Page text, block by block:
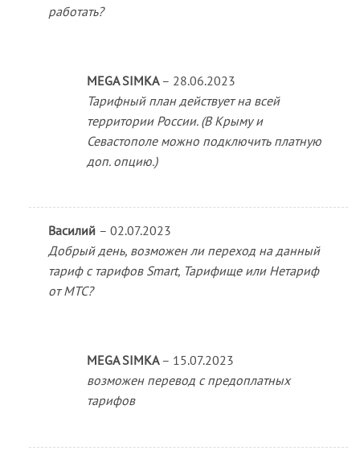
работать?
MEGA SIMKA – 28.06.2023
Тарифный план действует на всей
территории России. (В Крыму и
Севастополе можно подключить платную
доп. опцию.)
Василий – 02.07.2023
Добрый день, возможен ли переход на данный
тариф с тарифов Smart, Тарифище или Нетариф
от МТС?
MEGA SIMKA – 15.07.2023
возможен перевод с предоплатных
тарифов